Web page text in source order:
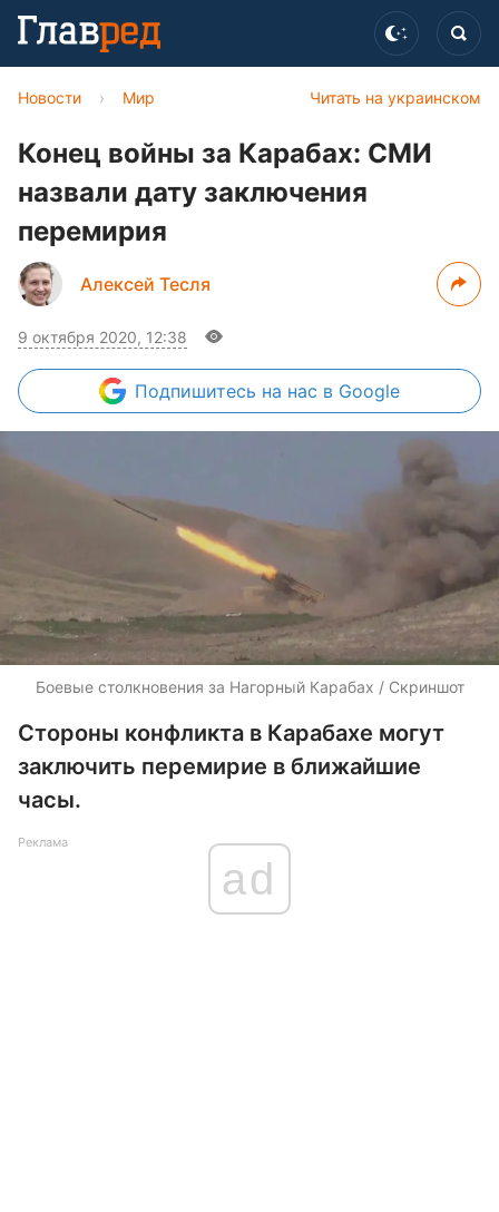
Читать на украинском
Новости › Мир
Конец войны за Карабах: СМИ
назвали дату заключения
перемирия
Алексей Тесля
9 октября 2020, 12:38
Подпишитесь на нас в Google
Боевые столкновения за Нагорный Карабах / Скриншот
Стороны конфликта в Карабахе могут
заключить перемирие в ближайшие
часы.
Реклама
ad